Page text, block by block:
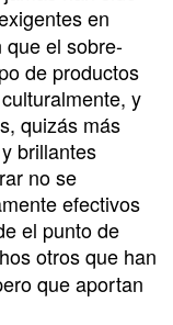
en
el sobre-
de productos
y
quizás más
brillantes
no se
efectivos
el punto de
otros que han
que aportan